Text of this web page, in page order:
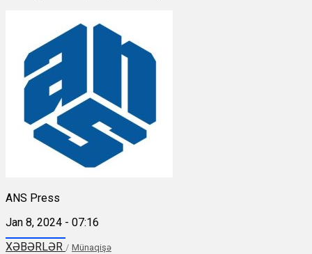
ANS Press
Jan 8, 2024 - 07:16
XƏBƏRLƏR / Münaqişə